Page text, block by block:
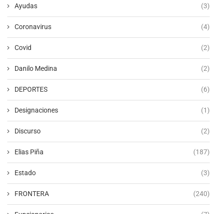
Ayudas (3)
Coronavirus (4)
Covid (2)
Danilo Medina (2)
DEPORTES (6)
Designaciones (1)
Discurso (2)
Elias Piña (187)
Estado (3)
FRONTERA (240)